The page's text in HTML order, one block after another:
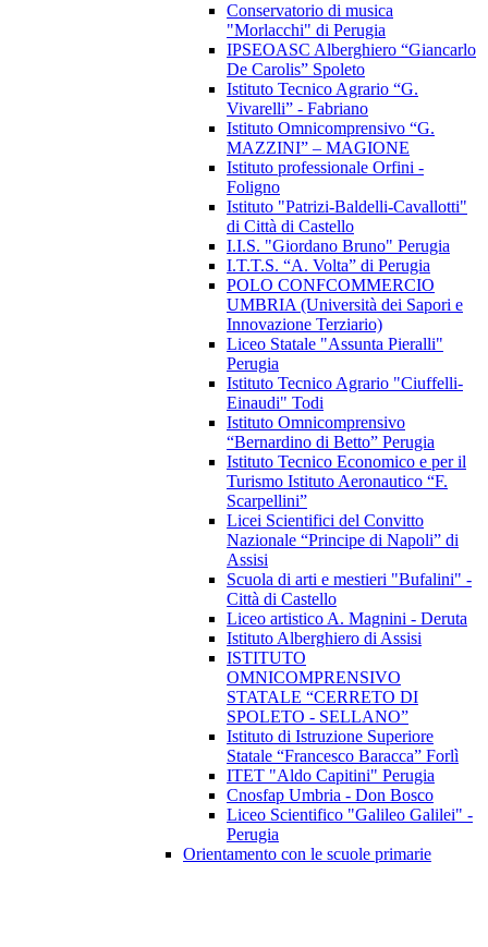
Conservatorio di musica
"Morlacchi" di Perugia
IPSEOASC Alberghiero “Giancarlo
De Carolis” Spoleto
Istituto Tecnico Agrario “G.
Vivarelli” - Fabriano
Istituto Omnicomprensivo “G.
MAZZINI” – MAGIONE
Istituto professionale Orfini -
Foligno
Istituto "Patrizi-Baldelli-Cavallotti"
di Città di Castello
I.I.S. "Giordano Bruno" Perugia
I.T.T.S. “A. Volta” di Perugia
POLO CONFCOMMERCIO
UMBRIA (Università dei Sapori e
Innovazione Terziario)
Liceo Statale "Assunta Pieralli"
Perugia
Istituto Tecnico Agrario "Ciuffelli-
Einaudi" Todi
Istituto Omnicomprensivo
“Bernardino di Betto” Perugia
Istituto Tecnico Economico e per il
Turismo Istituto Aeronautico “F.
Scarpellini”
Licei Scientifici del Convitto
Nazionale “Principe di Napoli” di
Assisi
Scuola di arti e mestieri "Bufalini" -
Città di Castello
Liceo artistico A. Magnini - Deruta
Istituto Alberghiero di Assisi
ISTITUTO
OMNICOMPRENSIVO
STATALE “CERRETO DI
SPOLETO - SELLANO”
Istituto di Istruzione Superiore
Statale “Francesco Baracca” Forlì
ITET "Aldo Capitini" Perugia
Cnosfap Umbria - Don Bosco
Liceo Scientifico "Galileo Galilei" -
Perugia
Orientamento con le scuole primarie